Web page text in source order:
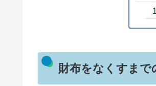
財布をなくすまで